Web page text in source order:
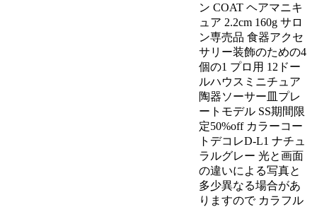
ン COAT ヘアマニキ
ュア 2.2cm 160g サロ
ン専売品 食器アクセ
サリー装飾のための4
個の1 プロ用 12ドー
ルハウスミニチュア
陶器ソーサー皿プレ
ートモデル SS期間限
定50%off カラーコー
トデコレD-L1 ナチュ
ラルグレー 光と画面
の違いによる写真と
多少異なる場合があ
りますので カラフル